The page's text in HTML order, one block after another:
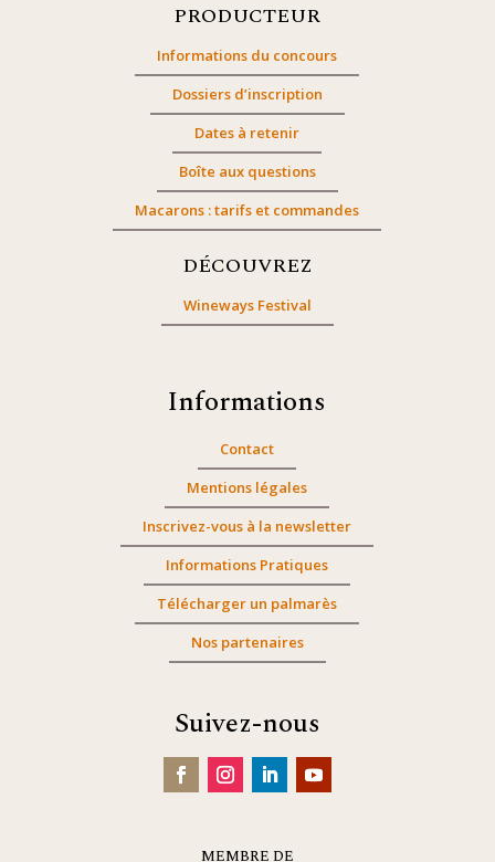
PRODUCTEUR
Informations du concours
Dossiers d’inscription
Dates à retenir
Boîte aux questions
Macarons : tarifs et commandes
DÉCOUVREZ
Wineways Festival
Informations
Contact
Mentions légales
Inscrivez-vous à la newsletter
Informations Pratiques
Télécharger un palmarès
Nos partenaires
Suivez-nous
MEMBRE DE